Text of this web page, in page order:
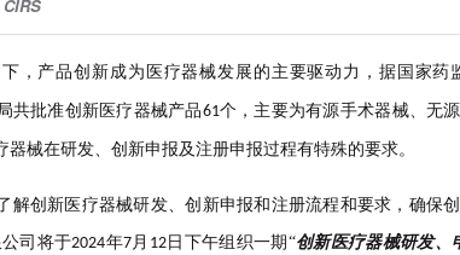
CIRS
，产品创新成为医疗器械发展的主要驱动力，据国家药
共批准创新医疗器械产品61个，主要为有源手术器械、无
械在研发、创新申报及注册申报过程有特殊的要求。
解创新医疗器械研发、创新申报和注册流程和要求，确保
司将于2024年7月 12日下午组织一期“创新医疗器械研发、